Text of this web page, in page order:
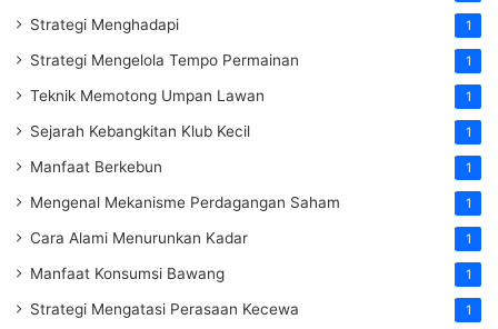
Strategi Menghadapi 1
Strategi Mengelola Tempo Permainan 1
Teknik Memotong Umpan Lawan 1
Sejarah Kebangkitan Klub Kecil 1
Manfaat Berkebun 1
Mengenal Mekanisme Perdagangan Saham 1
Cara Alami Menurunkan Kadar 1
Manfaat Konsumsi Bawang 1
Strategi Mengatasi Perasaan Kecewa 1